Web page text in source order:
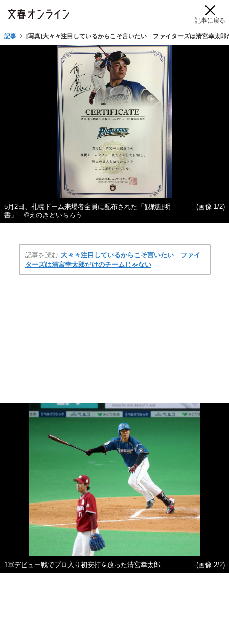
記事に戻る
記事 [写真]大々々注目しているからこそ言いたい ファイターズは清宮幸太郎
5月2日、札幌ドーム来場者全員に配布された「観戦証明
書」 ©えのきどいちろう
(画像 1/2)
記事を読む 大々々注目しているからこそ言いたい ファイ
ターズは清宮幸太郎だけのチームじゃない
1軍デビュー戦でプロ入り初安打を放った清宮幸太郎 (画像 2/2)